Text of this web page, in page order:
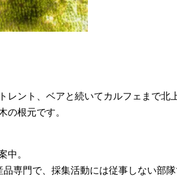
レント、ベアと続いてカルフェまで北上
の根元です。
中。
専門で、採集活動には従事しない部隊